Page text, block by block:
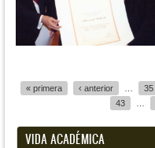
« primera ‹ anterior 35
43
VIDA ACADÉMICA